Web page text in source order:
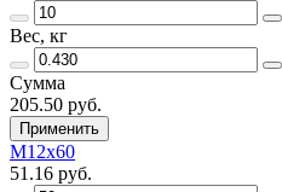
Вес, кг
Сумма
205.50 руб.
Применить
M12х60
51.16 руб.